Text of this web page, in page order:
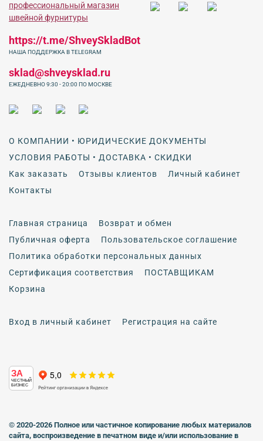
О КОМПАНИИ • ЮРИДИЧЕСКИЕ ДОКУМЕНТЫ
УСЛОВИЯ РАБОТЫ • ДОСТАВКА • СКИДКИ
Как заказать
Отзывы клиентов
Личный кабинет
Контакты
Главная страница
Возврат и обмен
Публичная оферта
Пользовательское соглашение
Политика обработки персональных данных
Сертификация соответствия
ПОСТАВЩИКАМ
Корзина
Вход в личный кабинет Регистрация на сайте
https://t.me/ShveySkladBot
НАША ПОДДЕРЖКА В TELEGRAM
sklad@shveysklad.ru
ЕЖЕДНЕВНО 9:30 - 20:00 ПО МОСКВЕ
ЗА
ЧЕСТНЫЙ
БИЗНЕС
© 2020-2026 Полное или частичное копирование любых материалов
сайта, воспроизведение в печатном виде и/или использование в